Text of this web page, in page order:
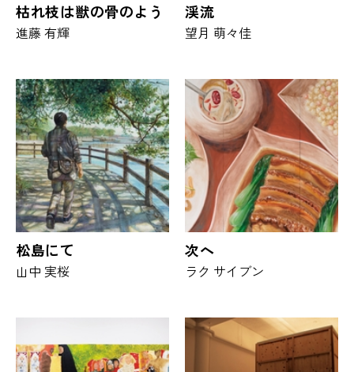
枯れ枝は獣の骨のよう
進藤 有輝
渓流
望月 萌々佳
松島にて
山中 実桜
次へ
ラク サイブン